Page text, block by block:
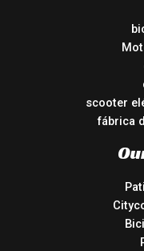
scooter
fábrica